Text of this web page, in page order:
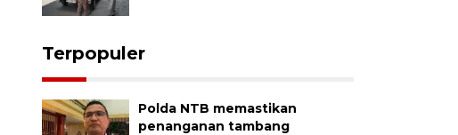
Terpopuler
Polda NTB memastikan
penanganan tambang